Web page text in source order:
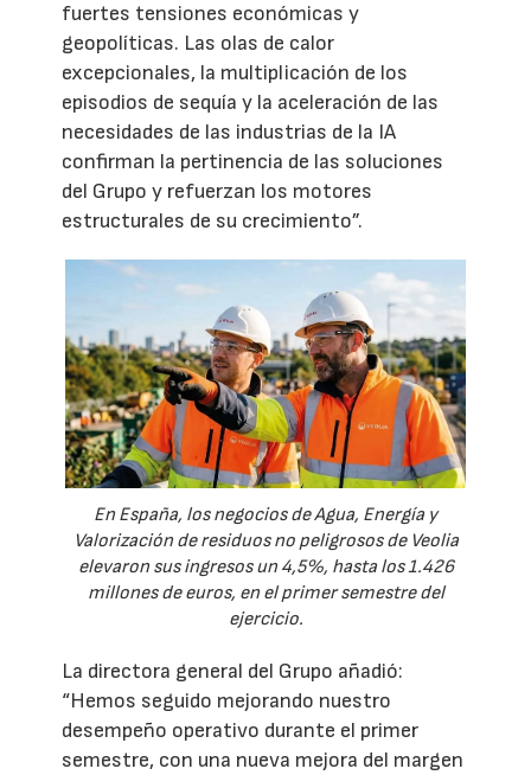
fuertes tensiones económicas y
geopolíticas. Las olas de calor
excepcionales, la multiplicación de los
episodios de sequía y la aceleración de las
necesidades de las industrias de la IA
confirman la pertinencia de las soluciones
del Grupo y refuerzan los motores
estructurales de su crecimiento”.
En España, los negocios de Agua, Energía y
Valorización de residuos no peligrosos de Veolia
elevaron sus ingresos un 4,5%, hasta los 1.426
millones de euros, en el primer semestre del
ejercicio.
La directora general del Grupo añadió:
“Hemos seguido mejorando nuestro
desempeño operativo durante el primer
semestre, con una nueva mejora del margen